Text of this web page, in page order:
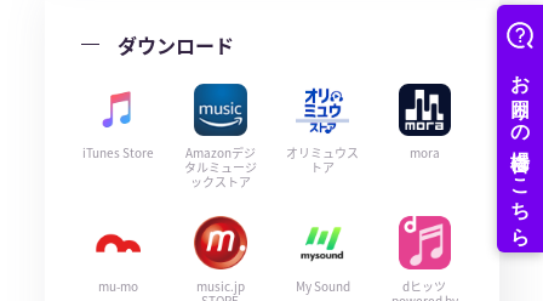
ダウンロード
iTunes Store
Amazonデジ
タルミュージ
ックストア
オリミュウス
トア
mora
mu-mo
music.jp
My Sound
dヒッツ